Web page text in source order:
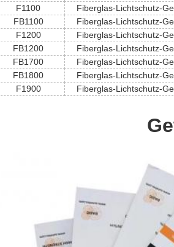
F1100
Fiberglas-Lichtschutz-
FB1100
Fiberglas-Lichtschutz-
F1200
Fiberglas-Lichtschutz-
FB1200
Fiberglas-Lichtschutz-
FB1700
Fiberglas-Lichtschutz-
FB1800
Fiberglas-Lichtschutz-
F1900
Fiberglas-Lichtschutz-